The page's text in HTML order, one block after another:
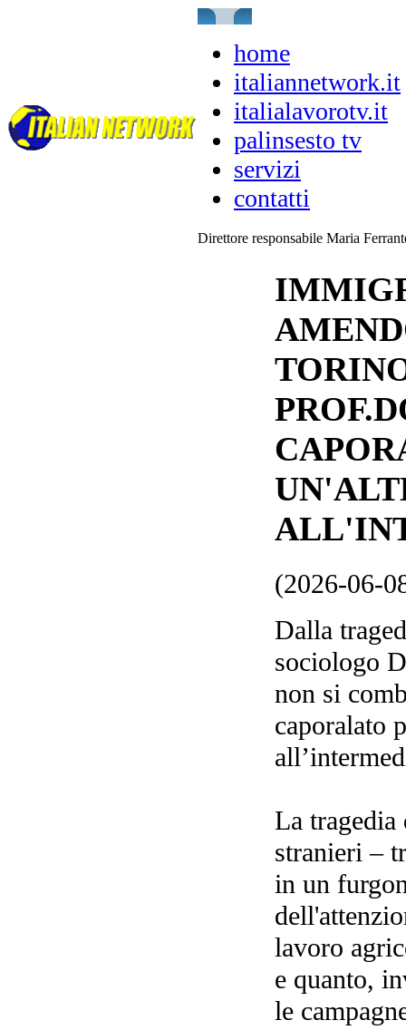
home
italiannetwork.it
italialavorotv.it
palinsesto tv
servizi
contatti
Direttore responsabile Maria
(2026-06-
Dalla
sociologo
non si
caporalato
La
stranieri –
in un
lavoro
e quanto,
le